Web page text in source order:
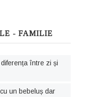
- FAMILIE
între zi și
un bebeluș dar